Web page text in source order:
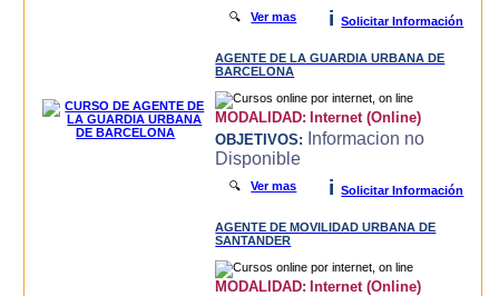
🔍Ver mas i Solicitar Información
AGENTE DE LA GUARDIA URBANA DE
BARCELONA
MODALIDAD: Internet (Online)
OBJETIVOS:
Informacion no
Disponible
🔍Ver mas i Solicitar Información
AGENTE DE MOVILIDAD URBANA DE
SANTANDER
MODALIDAD: Internet (Online)